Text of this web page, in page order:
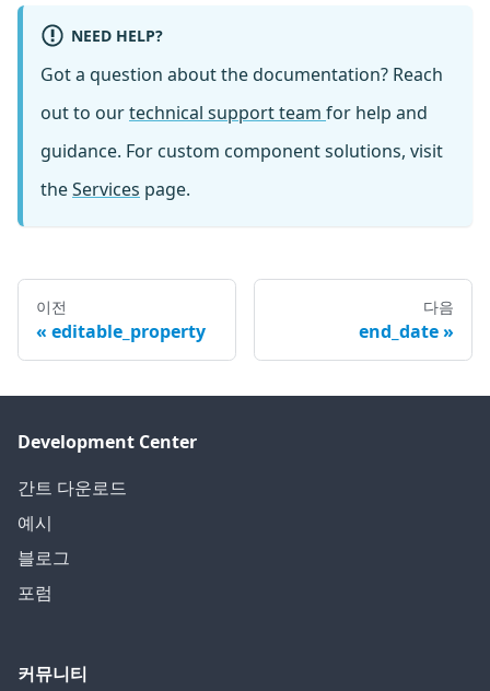
NEED HELP?
Got a question about the documentation? Reach
out to ourtechnical support team for help and
guidance. For custom component solutions, visit
theServices page.
이전
editable_property
다음
end_date
Development Center
간트 다운로드
예시
블로그
포럼
커뮤니티